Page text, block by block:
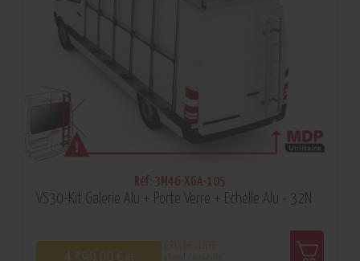
Réf: 3M46-XGA-105
VS30-Kit Galerie Alu + Porte Verre + Echelle Alu - 32N
4 399,00 €
PRIX DE VENTE
client conseillé